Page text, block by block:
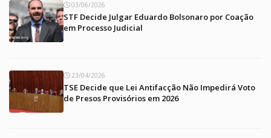
03/06/2026
STF Decide Julgar Eduardo Bolsonaro por Coação
em Processo Judicial
23/04/2026
TSE Decide que Lei Antifacção Não Impedirá Voto
de Presos Provisórios em 2026